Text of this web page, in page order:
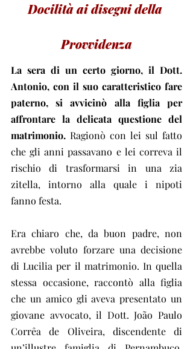
Docilità ai disegni della
Provvidenza
La sera di un certo giorno, il Dott.
Antonio, con il suo caratteristico fare
paterno, si avvicinò alla figlia per
affrontare la delicata questione del
matrimonio. Ragionò con lei sul fatto
che gli anni passavano e lei correva il
rischio di trasformarsi in una zia
zitella, intorno alla quale i nipoti
fanno festa.
Era chiaro che, da buon padre, non
avrebbe voluto forzare una decisione
di Lucilia per il matrimonio. In quella
stessa occasione, raccontò alla figlia
che un amico gli aveva presentato un
giovane avvocato, il Dott. João Paulo
Corrêa de Oliveira, discendente di